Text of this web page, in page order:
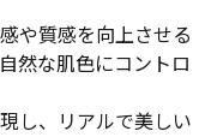
や質感を向上させる
然な肌色にコントロ
し、リアルで美しい